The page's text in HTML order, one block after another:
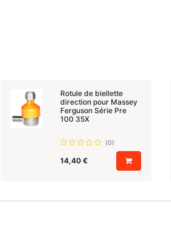
Rotule de biellette
direction pour Massey
Ferguson Série Pre
100 35X
(0)
14,40€